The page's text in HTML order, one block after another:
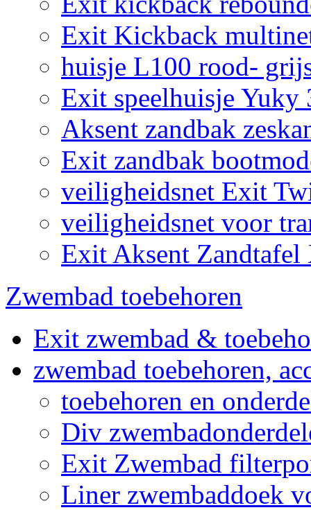
Exit Kickback
huisje L100 rood-
Exit speelhuisje Yuky
Aksent zandbak
Exit zandbak
veiligheidsnet Exit
veiligheidsnet voor
Exit Aksent
Zwembad toebehoren
Exit zwembad &
zwembad toebehoren,
toebehoren en
Div
Exit Zwembad
Liner zwembaddoek